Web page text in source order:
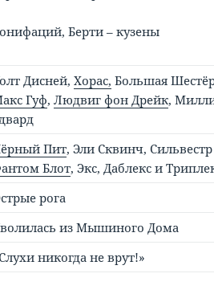
Берти – кузены
Дисней,Хорас, Большая
Гуф,Людвиг фон Дрейк,
Пит, Эли Сквинч,
Блот, Экс, Даблекс и
рога
из Мышиного Дома
никогда не врут!»